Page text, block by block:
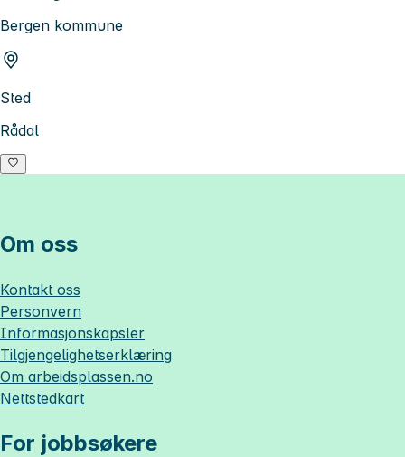
Bergen kommune
Sted
Rådal
Om oss
Kontakt oss
Personvern
Informasjonskapsler
Tilgjengelighetserklæring
Om arbeidsplassen.no
Nettstedkart
For jobbsøkere